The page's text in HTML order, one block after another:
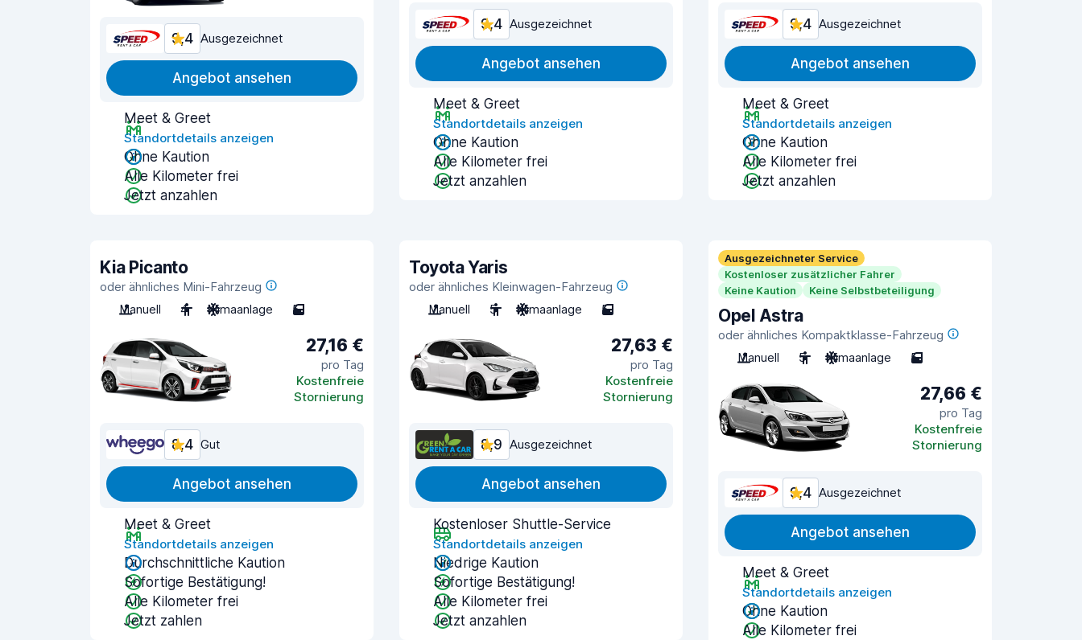
9,4 Ausgezeichnet
Angebot ansehen
Meet & Greet
Standortdetails anzeigen
Ohne Kaution
Alle Kilometer frei
Jetzt anzahlen
9,4 Ausgezeichnet
Angebot ansehen
Meet & Greet
Standortdetails anzeigen
Ohne Kaution
Alle Kilometer frei
Jetzt anzahlen
9,4 Ausgezeichnet
Angebot ansehen
Meet & Greet
Standortdetails anzeigen
Ohne Kaution
Alle Kilometer frei
Jetzt anzahlen
Kia Picanto
oder ähnliches Mini-Fahrzeug
Manuell
4 Klimaanlage 5
27,16 €
pro Tag
Kostenfreie
Stornierung
8,4 Gut
Angebot ansehen
Meet & Greet
Standortdetails anzeigen
Durchschnittliche Kaution
Sofortige Bestätigung!
Alle Kilometer frei
Jetzt zahlen
Toyota Yaris
oder ähnliches Kleinwagen-Fahrzeug
Manuell
5 Klimaanlage 5
27,63 €
pro Tag
Kostenfreie
Stornierung
8,9 Ausgezeichnet
Angebot ansehen
Kostenloser Shuttle-Service
Standortdetails anzeigen
Niedrige Kaution
Sofortige Bestätigung!
Alle Kilometer frei
Jetzt anzahlen
Ausgezeichneter Service
Kostenloser zusätzlicher Fahrer
Keine Kaution
Keine Selbstbeteiligung
Opel Astra
oder ähnliches Kompaktklasse-Fahrzeug
Manuell
5 Klimaanlage 5
27,66 €
pro Tag
Kostenfreie
Stornierung
9,4 Ausgezeichnet
Angebot ansehen
Meet & Greet
Standortdetails anzeigen
Ohne Kaution
Alle Kilometer frei